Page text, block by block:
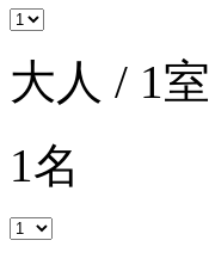
大人 / 1室
1名